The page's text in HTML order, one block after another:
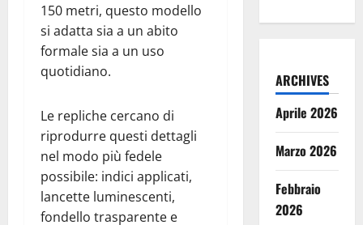
150 metri, questo modello
si adatta sia a un abito
formale sia a un uso
quotidiano.
Le repliche cercano di
riprodurre questi dettagli
nel modo più fedele
possibile: indici applicati,
lancette luminescenti,
fondello trasparente e
ARCHIVES
Aprile 2026
Marzo 2026
Febbraio
2026